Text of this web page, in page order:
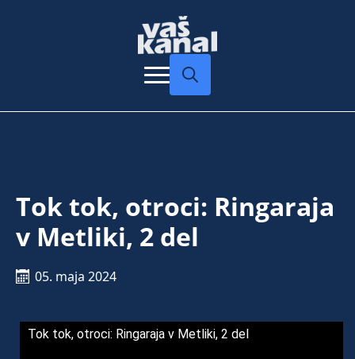
Tok tok, otroci: Ringaraja
v Metliki, 2 del
05. maja 2024
Tok tok, otroci: Ringaraja v Metliki, 2 del